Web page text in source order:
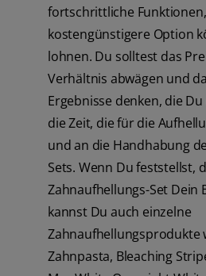
fortschrittliche
kostengünstigere Option
lohnen. Du solltest das
Verhältnis abwägen und
Ergebnisse denken, die
die Zeit, die für die
und an die Handhabung
Sets. Wenn Du feststellst,
Zahnaufhellungs-Set Dein
kannst Du auch einzelne
Zahnaufhellungsprodukte
Zahnpasta, Bleaching